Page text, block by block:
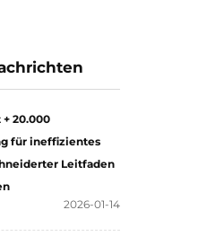
20.000
für ineffizientes
Leitfaden
2026-01-14